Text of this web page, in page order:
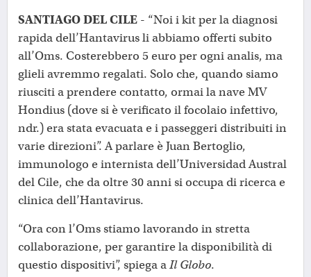
SANTIAGO DEL CILE - “Noi i kit per la diagnosi
rapida dell’Hantavirus li abbiamo offerti subito
all’Oms. Costerebbero 5 euro per ogni analis, ma
glieli avremmo regalati. Solo che, quando siamo
riusciti a prendere contatto, ormai la nave MV
Hondius (dove si è verificato il focolaio infettivo,
ndr.) era stata evacuata e i passeggeri distribuiti in
varie direzioni”. A parlare è Juan Bertoglio,
immunologo e internista dell’Universidad Austral
del Cile, che da oltre 30 anni si occupa di ricerca e
clinica dell’Hantavirus.
“Ora con l’Oms stiamo lavorando in stretta
collaborazione, per garantire la disponibilità di
questio dispositivi”, spiega aIl Globo.